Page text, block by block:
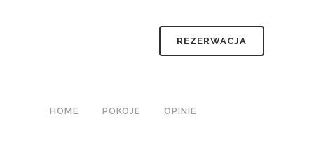
REZERWACJA
HOME POKOJE OPINIE